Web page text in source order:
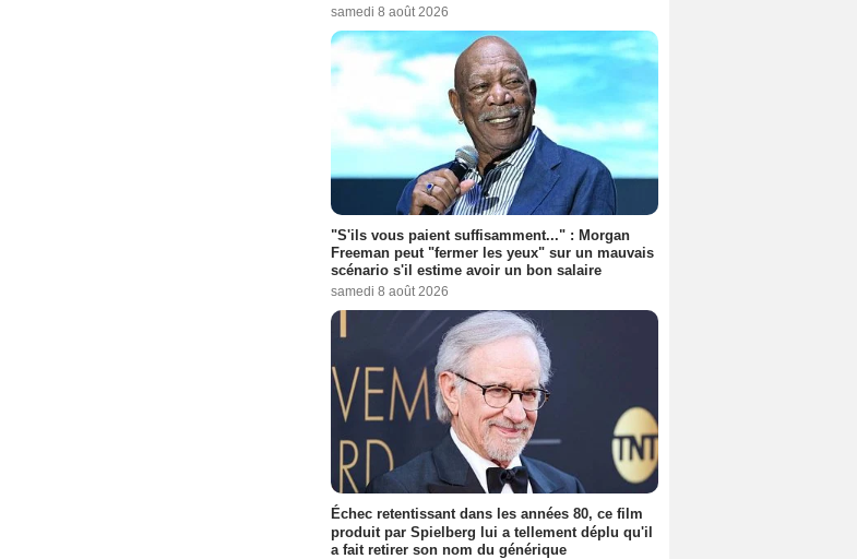
samedi 8 août 2026
"S'ils vous paient suffisamment..." : Morgan
Freeman peut "fermer les yeux" sur un mauvais
scénario s'il estime avoir un bon salaire
samedi 8 août 2026
Échec retentissant dans les années 80, ce film
produit par Spielberg lui a tellement déplu qu'il
a fait retirer son nom du générique